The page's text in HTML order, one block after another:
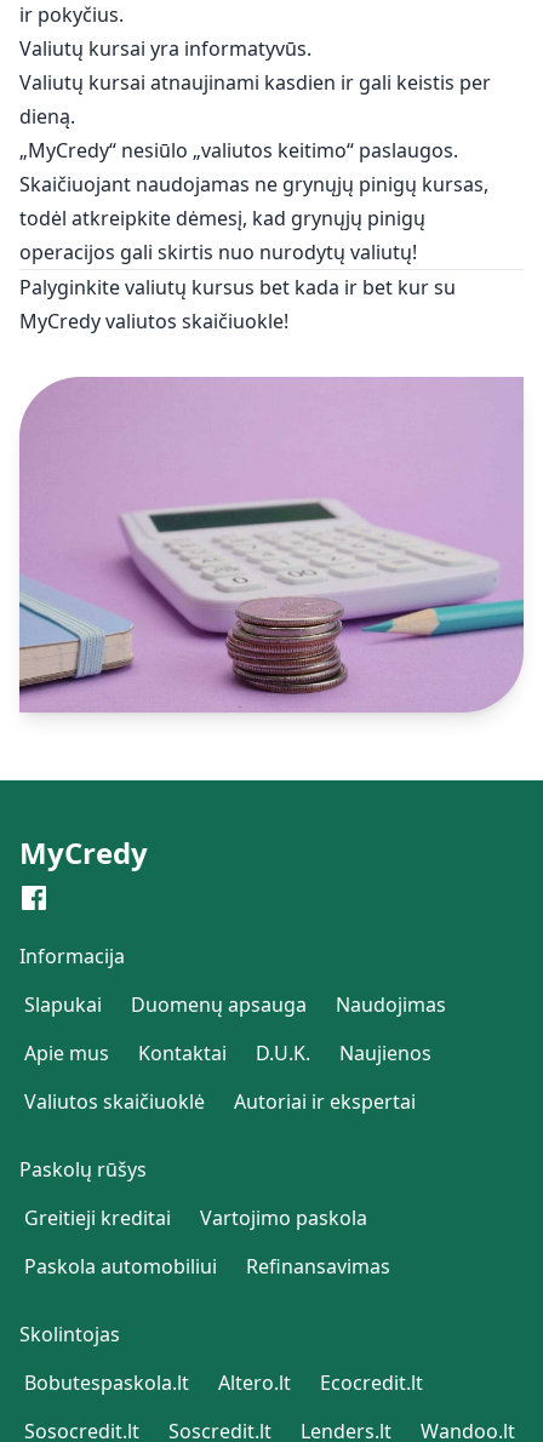
ir pokyčius.
Valiutų kursai yra informatyvūs.
Valiutų kursai atnaujinami kasdien ir gali keistis per
dieną.
„MyCredy“ nesiūlo „valiutos keitimo“ paslaugos.
Skaičiuojant naudojamas ne grynųjų pinigų kursas,
todėl atkreipkite dėmesį, kad grynųjų pinigų
operacijos gali skirtis nuo nurodytų valiutų!
Palyginkite valiutų kursus bet kada ir bet kur su
MyCredy valiutos skaičiuokle!
MyCredy
Informacija
Slapukai
Duomenų apsauga
Naudojimas
Apie mus
Kontaktai D.U.K.
Naujienos
Valiutos skaičiuoklė
Autoriai ir ekspertai
Paskolų rūšys
Greitieji kreditai
Vartojimo paskola
Paskola automobiliui
Refinansavimas
Skolintojas
Bobutespaskola.lt
Altero.lt
Ecocredit.lt
Sosocredit.lt
Soscredit.lt Lenders.lt Wandoo.lt